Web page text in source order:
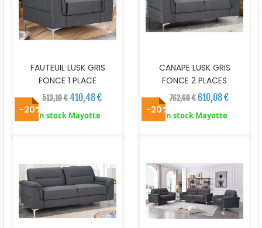
FAUTEUIL LUSK GRIS
FONCE 1 PLACE
513,10 €410,48 €
En stock Mayotte
CANAPE LUSK GRIS
FONCE 2 PLACES
762,60 € 610,08 €
En stock Mayotte
-20% -20%